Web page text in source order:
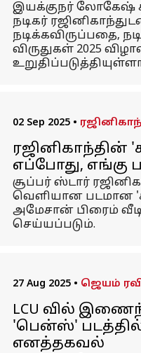
இயக்குநர் லோகேஷ்
நடிகர்
நடிக்கவிருப்பதை,
விருதுகள் 2025
02 Sep 2025 •
ரஜினிகாந்தின்
எப்போது, ​​எங்கு
சூப்பர் ஸ்டார்
வெளியான படமான
அமேசான் பிரைம்
செய்யப்படும்.
27 Aug 2025 • ஜெயம்
LCU வில்
'பென்ஸ்'
எனத்தகவல்